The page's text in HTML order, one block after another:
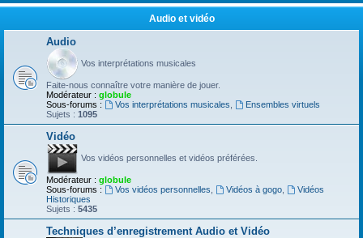
Audio et vidéo
Audio
Vos interprétations musicales
Faite-nous connaître votre manière de jouer.
Modérateur : globule
Sous-forums :
Vos interprétations musicales
Ensembles virtuels
Sujets : 1095
Vidéo
Vos vidéos personnelles et vidéos préférées.
Modérateur : globule
Sous-forums :
Vos vidéos personnelles Vidéos à gogo,
Vidéos
Historiques
Sujets : 5435
Techniques d’enregistrement Audio et Vidéo